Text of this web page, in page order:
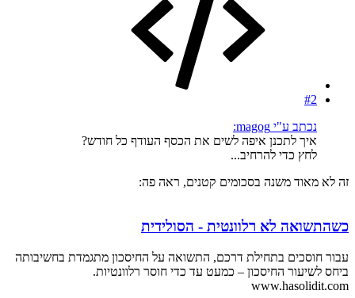
#2
נכתב ע"י magog:
איך לתכנן איפה לשים את הכסף העודף כל חודש?
לחץ כדי להרחיב...
זה לא מאוד משנה בסכומים קטנים, ראה פה:
כשהתשואה לא רלוונטית - הסולידית
עבור חוסכים בתחילת דרכם, התשואה על החיסכון מתגמדת בחשיבותה
ביחס לשיעור החיסכון – כמעט עד כדי חוסר רלוונטיות.
www.hasolidit.com